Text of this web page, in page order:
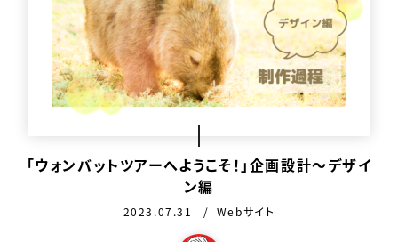
「ウォンバットツアーへようこそ！」企画設計〜デザイ
ン編
公開日：
2023.07.31 カテゴリ：
Webサイト